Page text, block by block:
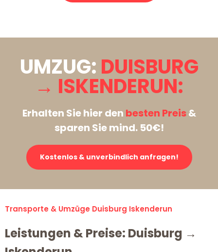
UMZUG: DUISBURG
→ ISKENDERUN:
Erhalten Sie hier den besten Preis&
sparen Sie mind. 50€!
Kostenlos & unverbindlich anfragen!
Transporte & Umzüge Duisburg Iskenderun
Leistungen & Preise: Duisburg →